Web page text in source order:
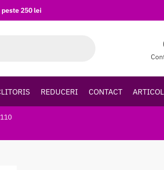
250 lei
REDUCERI CONTACT